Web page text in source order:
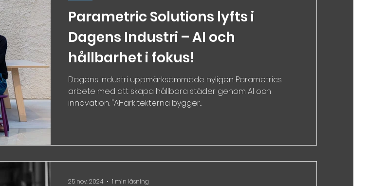
Parametric Solutions lyfts i
Dagens Industri – AI och
hållbarhet i fokus!
Dagens Industri uppmärksammade nyligen Parametrics
arbete med att skapa hållbara städer genom AI och
innovation. "AI-arkitekterna bygger...
25 nov. 2024 1 min läsning